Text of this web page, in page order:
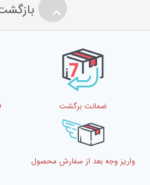
ضمانت برگشت
واریز وجه بعد از سفارش محصول